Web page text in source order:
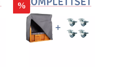
%